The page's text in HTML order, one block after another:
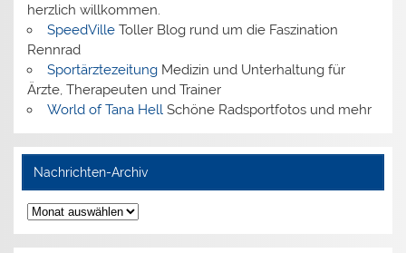
herzlich willkommen.
SpeedVilleToller Blog rund um die Faszination
Rennrad
SportärztezeitungMedizin und Unterhaltung für
Ärzte, Therapeuten und Trainer
World of Tana Hell Schöne Radsportfotos und mehr
Nachrichten-Archiv
Nachrichten-
Archiv